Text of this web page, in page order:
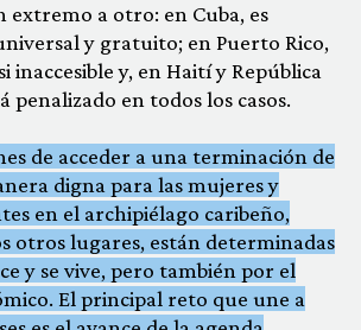
extremo a otro: en Cuba, es
y gratuito; en Puerto Rico,
inaccesible y, en Haití y República
penalizado en todos los casos.
de acceder a una terminación de
digna para las mujeres y
en el archipiélago caribeño,
otros lugares, están determinadas
y se vive, pero también por el
El principal reto que une a